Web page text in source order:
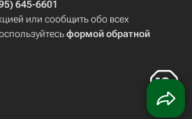
645-6601
или сообщить обо всех
формой обратной